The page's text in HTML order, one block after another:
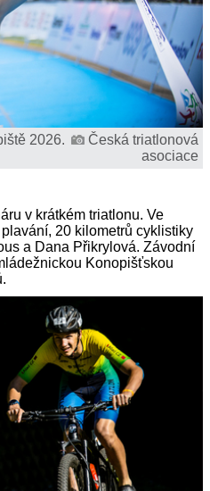
2026.
Česká triatlonová
asociace
v krátkém triatlonu. Ve
20 kilometrů cyklistiky
a Dana Přikrylová. Závodní
Konopišťskou